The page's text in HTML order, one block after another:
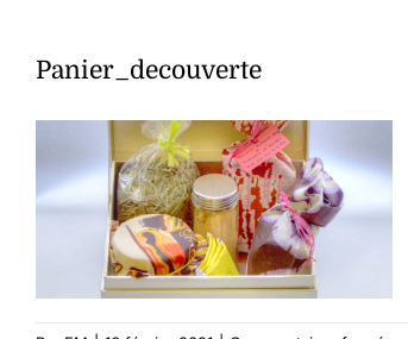
Panier_decouverte